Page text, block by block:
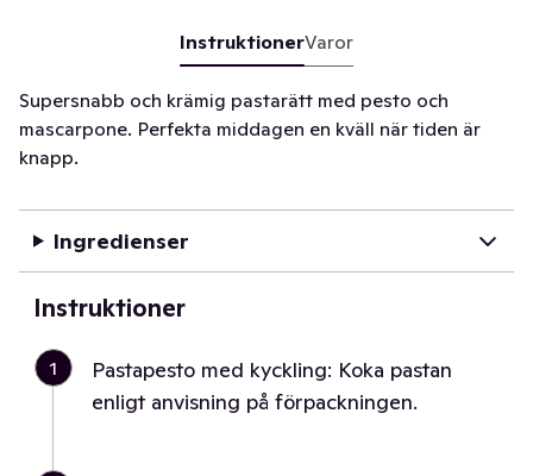
InstruktionerVaror
Supersnabb och krämig pastarätt med pesto och
mascarpone. Perfekta middagen en kväll när tiden är
knapp.
Ingredienser
Instruktioner
1
Pastapesto med kyckling: Koka pastan
enligt anvisning på förpackningen.